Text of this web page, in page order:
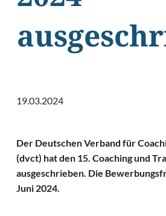
19.03.2024
Der Deutschen Verband für
(dvct) hat den 15. Coaching und
ausgeschrieben. Die
Juni 2024.